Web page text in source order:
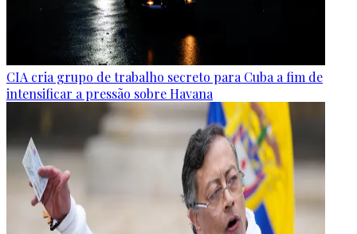
CIA cria grupo de trabalho secreto para Cuba a fim de
intensificar a pressão sobre Havana